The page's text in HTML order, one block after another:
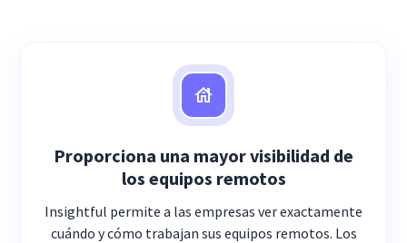
Proporciona una mayor visibilidad de
los equipos remotos
Insightful permite a las empresas ver exactamente
cuándo y cómo trabajan sus equipos remotos. Los